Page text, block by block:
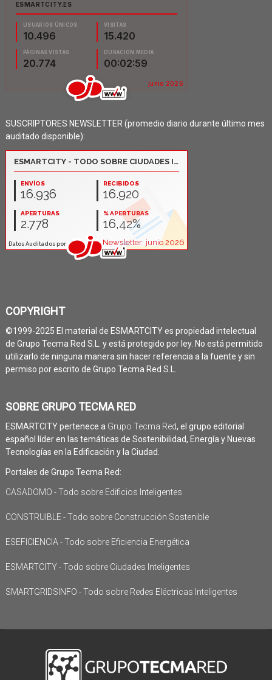
SUSCRIPTORES NEWSLETTER (promedio diario durante último mes
auditado disponible):
COPYRIGHT
©1999-2025 El material de ESMARTCITY es propiedad intelectual
de Grupo Tecma Red S.L. y está protegido por ley. No está permitido
utilizarlo de ninguna manera sin hacer referencia a la fuente y sin
permiso por escrito de Grupo Tecma Red S.L.
SOBRE GRUPO TECMA RED
ESMARTCITY pertenece a Grupo Tecma Red, el grupo editorial
español líder en las temáticas de Sostenibilidad, Energía y Nuevas
Tecnologías en la Edificación y la Ciudad.
Portales de Grupo Tecma Red:
CASADOMO - Todo sobre Edificios Inteligentes
CONSTRUIBLE - Todo sobre Construcción Sostenible
ESEFICIENCIA - Todo sobre Eficiencia Energética
ESMARTCITY - Todo sobre Ciudades Inteligentes
SMARTGRIDSINFO - Todo sobre Redes Eléctricas Inteligentes